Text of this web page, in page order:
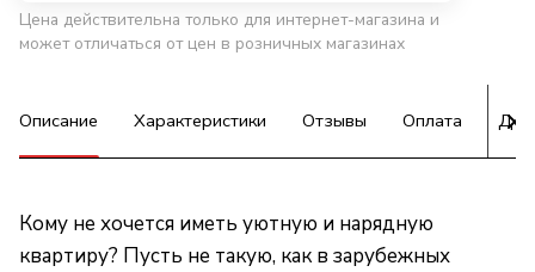
Цена действительна только для интернет-магазина и
может отличаться от цен в розничных магазинах
Описание Характеристики Отзывы Оплата
Кому не хочется иметь уютную и нарядную
квартиру? Пусть не такую, как в зарубежных